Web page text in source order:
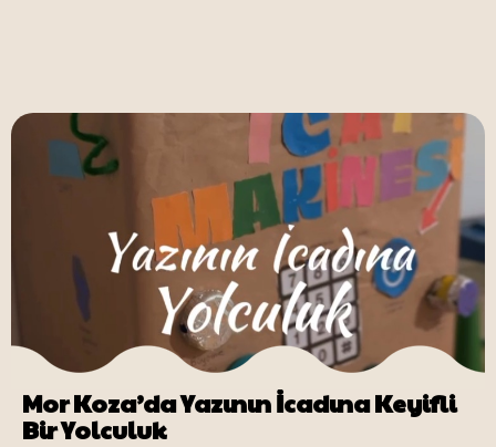
Mor Koza’da Yazının İcadına Keyifli
Bir Yolculuk